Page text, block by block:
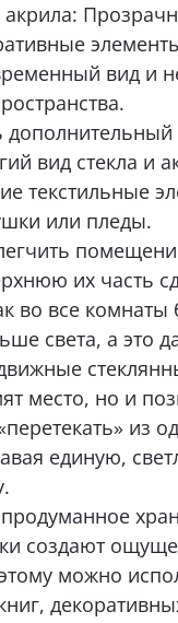
акрила:
вид и
дополнительный
вид стекла и
текстильные
или пледы.
их часть
во все комнаты
света, а это
место, но и
из
единую,
создают
можно